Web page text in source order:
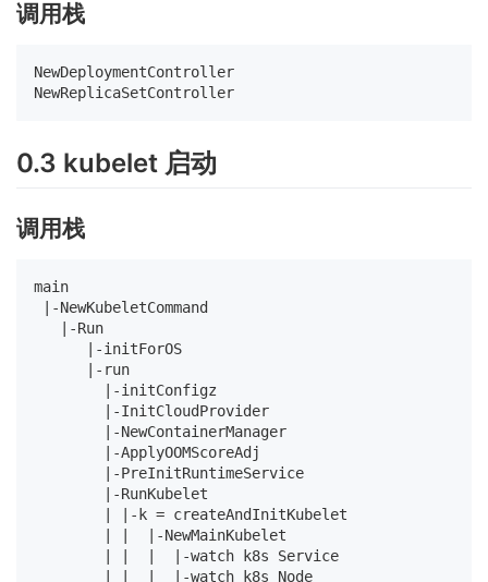
调用栈
NewDeploymentController
0.3 kubelet 启动
调用栈
main
|-NewKubeletCommand
|-Run
|-initForOS
|-run
|-initConfigz
        |-InitCloudProvider
        |-NewContainerManager
        |-ApplyOOMScoreAdj
        |-PreInitRuntimeService
|-RunKubelet
| |-k = createAndInitKubelet
        | |  |-NewMainKubelet
        | |  |  |-watch k8s Service
        | |  |  |-watch k8s Node